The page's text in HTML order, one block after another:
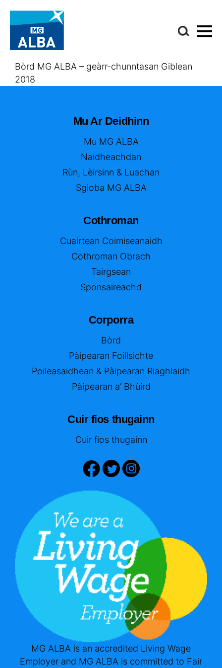
Bòrd MG ALBA – geàrr-chunntasan Giblean
2018
Mu Ar Deidhinn
Mu MG ALBA
Naidheachdan
Rùn, Lèirsinn & Luachan
Sgioba MG ALBA
Cothroman
Cuairtean Coimiseanaidh
Cothroman Obrach
Tairgsean
Sponsaireachd
Corporra
Bòrd
Pàipearan Foillsichte
Poileasaidhean & Pàipearan Riaghlaidh
Pàipearan a’ Bhùird
Cuir fios thugainn
Cuir fios thugainn
MG ALBA is an accredited Living Wage
Employer and MG ALBA is committed to Fair